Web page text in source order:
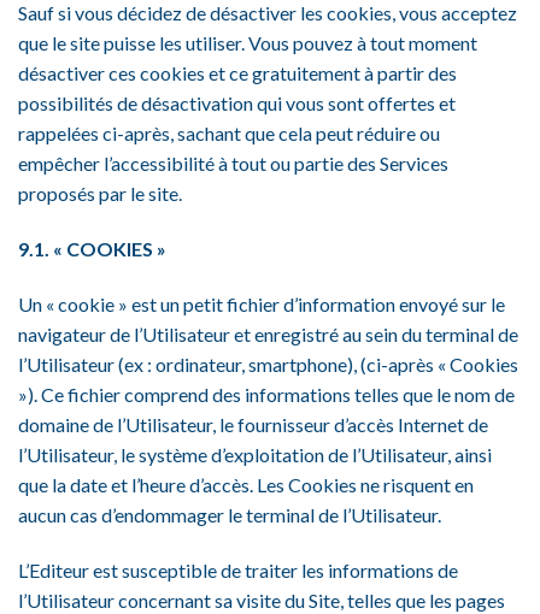
Sauf si vous décidez de désactiver les cookies, vous acceptez
que le site puisse les utiliser. Vous pouvez à tout moment
désactiver ces cookies et ce gratuitement à partir des
possibilités de désactivation qui vous sont offertes et
rappelées ci-après, sachant que cela peut réduire ou
empêcher l’accessibilité à tout ou partie des Services
proposés par le site.
9.1. « COOKIES »
Un « cookie » est un petit fichier d’information envoyé sur le
navigateur de l’Utilisateur et enregistré au sein du terminal de
l’Utilisateur (ex : ordinateur, smartphone), (ci-après « Cookies
»). Ce fichier comprend des informations telles que le nom de
domaine de l’Utilisateur, le fournisseur d’accès Internet de
l’Utilisateur, le système d’exploitation de l’Utilisateur, ainsi
que la date et l’heure d’accès. Les Cookies ne risquent en
aucun cas d’endommager le terminal de l’Utilisateur.
L’Editeur est susceptible de traiter les informations de
l’Utilisateur concernant sa visite du Site, telles que les pages